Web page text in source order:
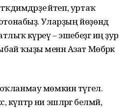
әйтеп, уртаҡ
Уларҙың йөҙөндә
күреү – эшебеҙгә иң ҙур
ҡыҙы менән Азат Мөбәрәк
мөмкин түгел.
күптәр ни эшләргә белмәй,